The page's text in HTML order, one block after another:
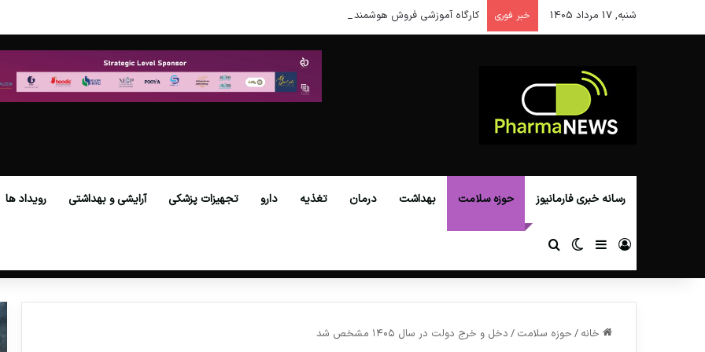
شنبه, 17 مرداد 1405 خبر فوری کارگاه آموزشی فروش هوشمند در عصر نوین
رسانه خبری فارمانیوز حوزه سلامت بهداشت درمان تغذیه دارو تجهیزات پزشکی آرایشی و بهداشتی رویداد ها
ورود سایدبارتغییر پوسته
خانه / حوزه سلامت / دخل و خرج دولت در سال ۱۴۰۵ مشخص شد